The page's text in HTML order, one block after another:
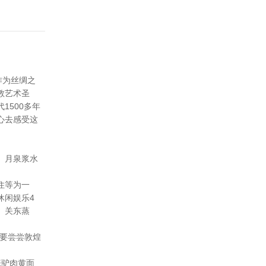
丝绸之
艺术圣
1500多年
去感受这
月泉浆水
等为一
闲娱乐4
关东蒸
尝尝敦煌
肉黄面